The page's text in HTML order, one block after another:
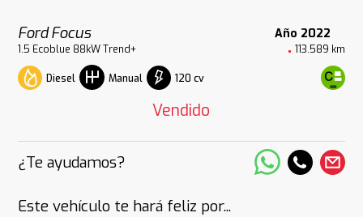
Ford Focus Año 2022
1.5 Ecoblue 88kW Trend+ 113.589 km
Diesel Manual 120 cv
Vendido
¿Te ayudamos?
Este vehículo te hará feliz por...